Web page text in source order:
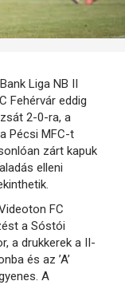
Liga NB II
Fehérvár eddig
2-0-ra, a
Pécsi MFC-t
zárt kapuk
elleni
FC
a Sóstói
a drukkerek a II-
és az ’A’
A